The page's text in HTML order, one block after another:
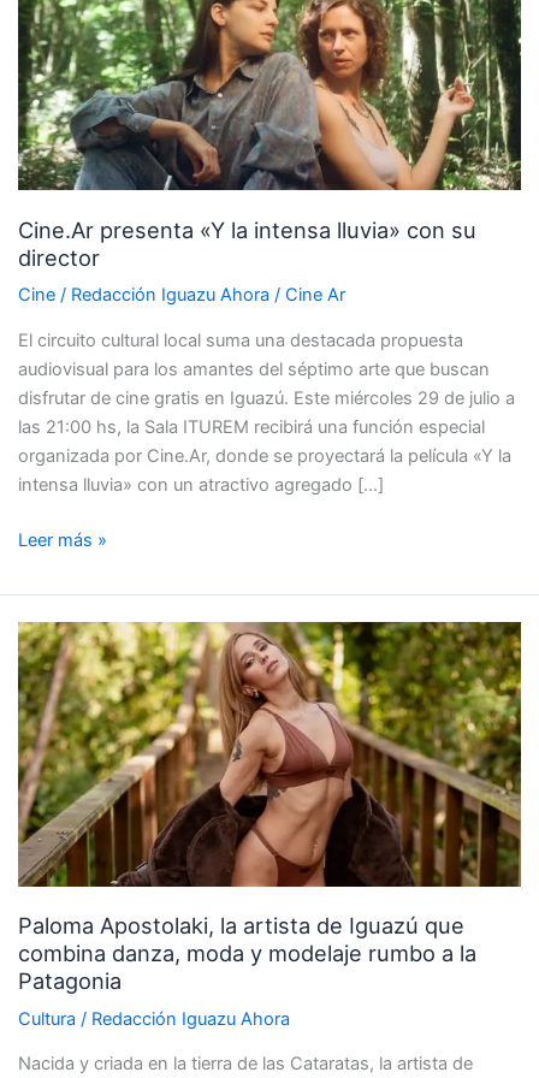
Cine.Ar presenta «Y la intensa lluvia» con su
director
Cine/ Redacción Iguazu Ahora / Cine Ar
El circuito cultural local suma una destacada propuesta
audiovisual para los amantes del séptimo arte que buscan
disfrutar de cine gratis en Iguazú. Este miércoles 29 de julio a
las 21:00 hs, la Sala ITUREM recibirá una función especial
organizada por Cine.Ar, donde se proyectará la película «Y la
intensa lluvia» con un atractivo agregado […]
intensa
lluvia»
con
su
director
Leer más »
Paloma Apostolaki, la artista de Iguazú que
combina danza, moda y modelaje rumbo a la
Patagonia
Cultura / Redacción Iguazu Ahora
Nacida y criada en la tierra de las Cataratas, la artista de
Paloma
Apostolaki,
la
artista
de
Iguazú
que
combina
danza,
y
modelaje
rumbo
a
Patagonia